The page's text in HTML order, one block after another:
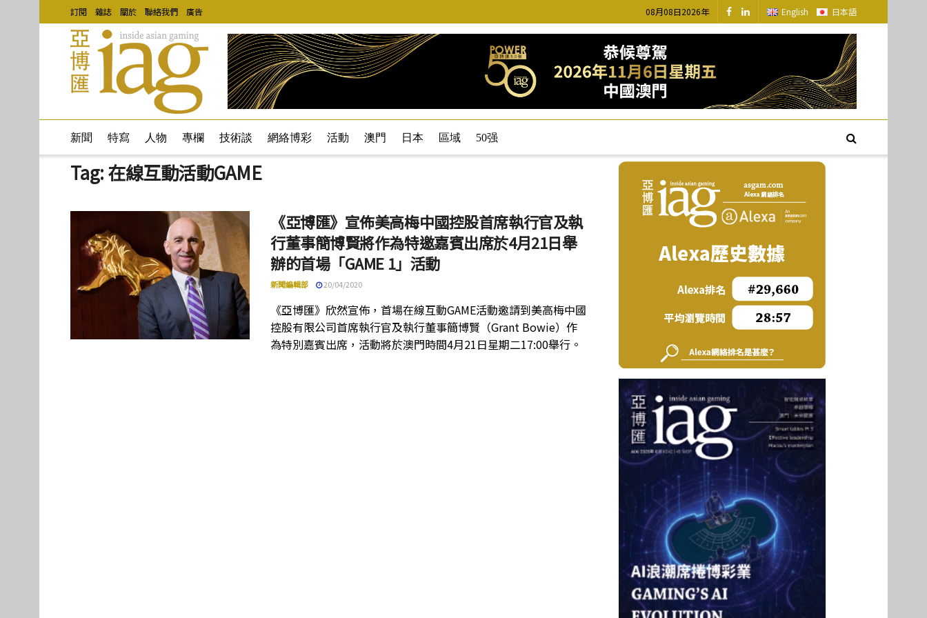
訂閱 雜誌 關於 聯絡我們 廣告 08月08日2026年 English 日本語
新聞 特寫 人物 專欄 技術談 網絡博彩 活動 澳門 日本 區域 50强
Tag:在線互動活動GAME
《亞博匯》宣佈美高梅中國控股首席執行官及執
行董事簡博賢將作為特邀嘉賓出席於4月21日舉
辦的首場「GAME 1」活動
新聞編輯部 20/04/2020
《亞博匯》欣然宣佈，首場在線互動GAME活動邀請到美高梅中國
控股有限公司首席執行官及執行董事簡博賢（Grant Bowie）作
為特別嘉賓出席，活動將於澳門時間4月21日星期二17:00舉行。